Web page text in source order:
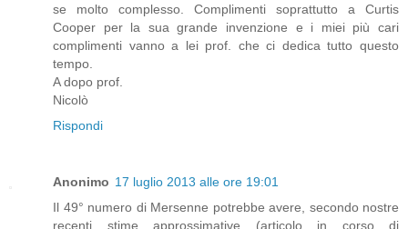
se molto complesso. Complimenti soprattutto a Curtis
Cooper per la sua grande invenzione e i miei più cari
complimenti vanno a lei prof. che ci dedica tutto questo
tempo.
A dopo prof.
Nicolò
Rispondi
Anonimo 17 luglio 2013 alle ore 19:01
Il 49° numero di Mersenne potrebbe avere, secondo nostre
recenti stime approssimative (articolo in corso di